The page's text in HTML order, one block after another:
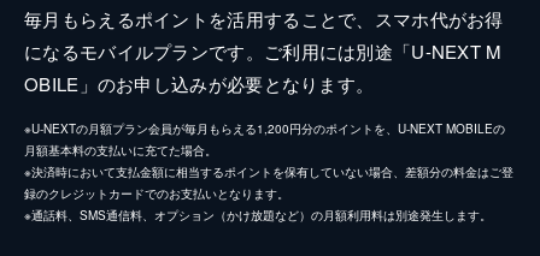
毎月もらえるポイントを活用することで、スマホ代がお得
になるモバイルプランです。ご利用には別途「U-NEXT M
OBILE」のお申し込みが必要となります。
※U-NEXTの月額プラン会員が毎月もらえる1,200円分のポイントを、U-NEXT MOBILEの
月額基本料の支払いに充てた場合。
※決済時において支払金額に相当するポイントを保有していない場合、差額分の料金はご登
録のクレジットカードでのお支払いとなります。
※通話料、SMS通信料、オプション（かけ放題など）の月額利用料は別途発生します。